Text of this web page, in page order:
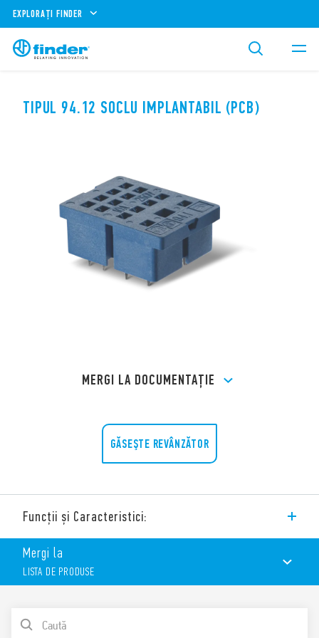
EXPLORAȚI FINDER
TIPUL 94.12 SOCLU IMPLANTABIL (PCB)
MERGI LA DOCUMENTAȚIE
GĂSEŞTE REVÂNZĂTOR
Funcții și Caracteristici:
Soclu Tipul 94.12 pentru circuite imprimate, pentru utilizare cu
relee Tipul: 55.33.
Temperatura ambiantă °C –40 … + 70
Mergi la
LISTA DE PRODUSE
LISTA DE PRODUSE